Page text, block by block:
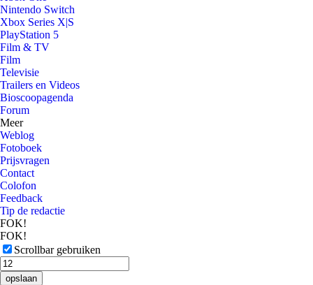
Nintendo Switch
Xbox Series X|S
PlayStation 5
Film & TV
Film
Televisie
Trailers en Videos
Bioscoopagenda
Forum
Meer
Weblog
Fotoboek
Prijsvragen
Contact
Colofon
Feedback
Tip de redactie
FOK!
FOK!
Scrollbar gebruiken
opslaan